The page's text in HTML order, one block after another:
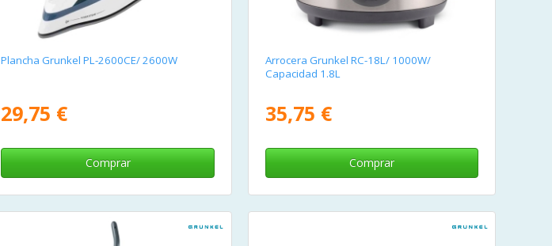
Plancha Grunkel PL-2600CE/ 2600W
29,75 €
Comprar
Arrocera Grunkel RC-18L/ 1000W/
Capacidad 1.8L
35,75 €
Comprar